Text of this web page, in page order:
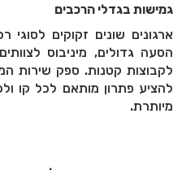
גמישות בגדלי הרכבים
ארגונים שונים זקוקים לסוגי
הסעה גדולים, מיניבוס
לקבוצות קטנות. ספק שירות
להציע פתרון מותאם לכל קו
מיותרת.